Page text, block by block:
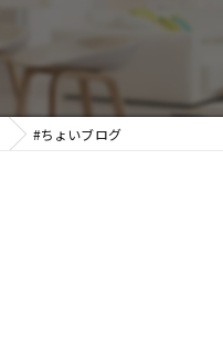
#ちょいブログ